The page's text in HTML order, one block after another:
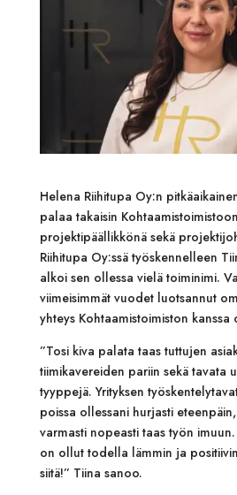
Helena Riihitupa Oy:n
palaa takaisin
projektipäällikkönä sekä
Riihitupa Oy:ssä työskennelleen
alkoi sen ollessa vielä toiminimi.
viimeisimmät vuodet luotsannut
yhteys Kohtaamistoimiston kanssa
”Tosi kiva palata taas tuttujen
tiimikavereiden pariin sekä tavata
tyyppejä. Yrityksen
poissa ollessani hurjasti
varmasti nopeasti taas työn
on ollut todella lämmin ja
siitä!” Tiina sanoo.